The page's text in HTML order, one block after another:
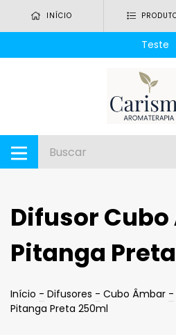
INÍCIO
Teste
Difusor
Pitanga
Início - Difusores - Cubo Âmbar -
Pitanga Preta 250ml